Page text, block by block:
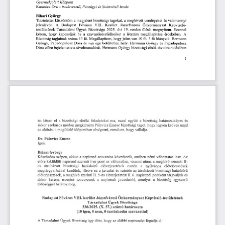
Gyermekjóléti Központ
Karanicz Éva - irodavezető, Pénzügyi és Számviteli Iroda
Bihari György
Tisztelettel köszöntőm a megjelent bizottsági tagokat, a meghívott vendégeket és valamennyi
jelenlévőt.
A Budapest Főváros VIII. Kerület Józsefvárosi Önkormányzat
Képviselő
testületének Társadalmi Ügyek Bizottsága 2025. évi 19. rendes ülését megnyitom. Ezennel
kérem, hogy kapcsolják be a szavazókészülékeiket a létszám megállapítása érdekében. A
Bizottság tagjainak száma 13 fő. Megállapítom, hogy jelen van 10 fő, 3 fő hiányzik. Hermann
György, Papadopulosz Dóra és van egy betöltetlen hely. Hermann György és Papadopulosz
Dóra előre bejelentette a távolmaradását. Hermann György bizottsági elnök távolmaradásában
1